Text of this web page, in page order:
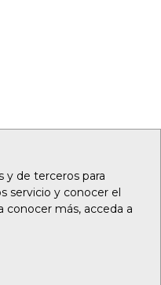
y de terceros para
servicio y conocer el
conocer más, acceda a